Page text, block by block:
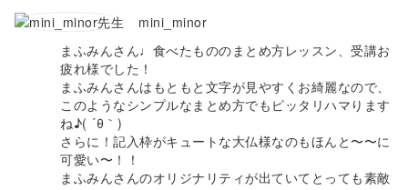
mini_minor
まふみんさん♩食べたもののまとめ方レッスン、受講お
疲れ様でした！
まふみんさんはもともと文字が見やすくお綺麗なので、
このようなシンプルなまとめ方でもピッタリハマります
ね♪( ´θ｀)
さらに！記入枠がキュートな大仏様なのもほんと〜〜に
可愛い〜！！
まふみんさんのオリジナリティが出ていてとっても素敵